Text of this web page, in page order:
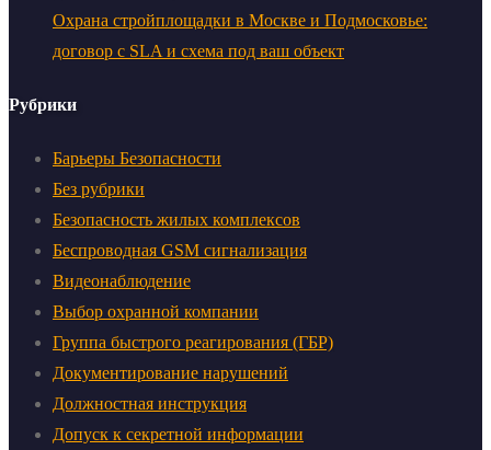
Охрана стройплощадки в Москве и Подмосковье:
договор с SLA и схема под ваш объект
Рубрики
Барьеры Безопасности
Без рубрики
Безопасность жилых комплексов
Беспроводная GSM сигнализация
Видеонаблюдение
Выбор охранной компании
Группа быстрого реагирования (ГБР)
Документирование нарушений
Должностная инструкция
Допуск к секретной информации